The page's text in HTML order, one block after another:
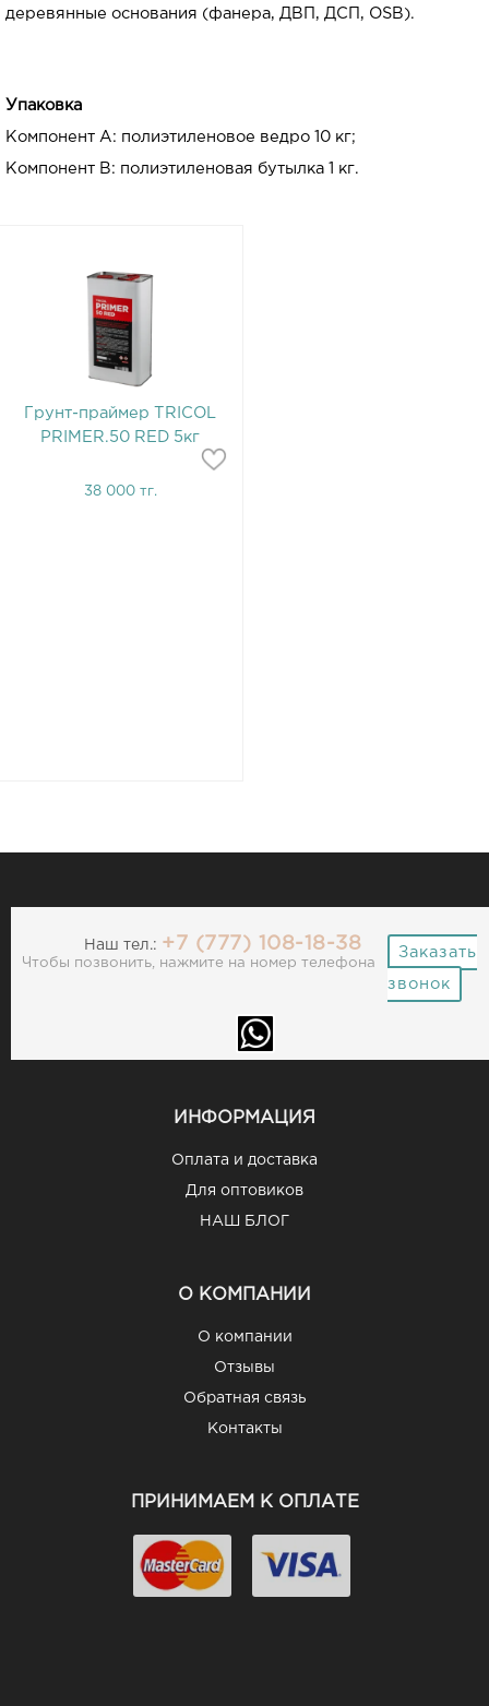
деревянные основания (фанера, ДВП, ДСП, OSB).
Упаковка
Компонент А: полиэтиленовое ведро 10 кг;
Компонент В: полиэтиленовая бутылка 1 кг.
Грунт-праймер TRICOL
PRIMER.50 RED 5кг
38 000 тг.
Наш тел.: +7 (777) 108-18-38
Чтобы позвонить, нажмите на номер телефона
Заказать
звонок
ИНФОРМАЦИЯ
Оплата и доставка
Для оптовиков
НАШ БЛОГ
О КОМПАНИИ
О компании
Отзывы
Обратная связь
Контакты
ПРИНИМАЕМ К ОПЛАТЕ